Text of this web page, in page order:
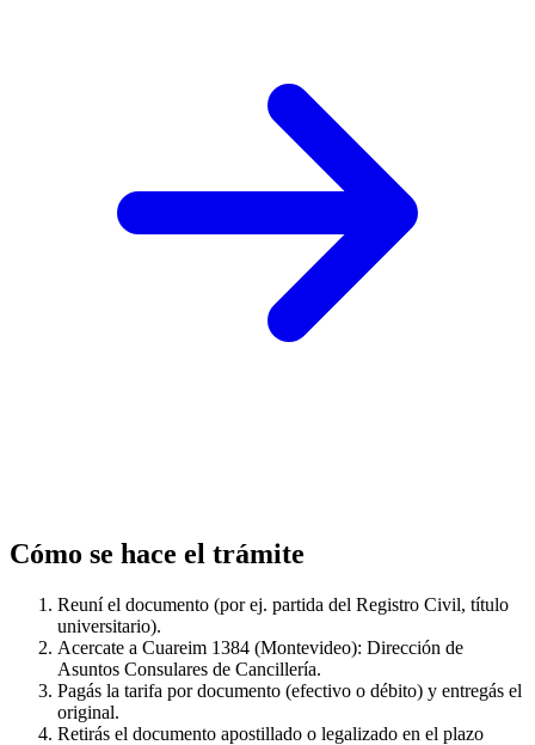
Cómo se hace el trámite
Reuní el documento (por ej. partida del Registro Civil, título
universitario).
Acercate a Cuareim 1384 (Montevideo): Dirección de
Asuntos Consulares de Cancillería.
Pagás la tarifa por documento (efectivo o débito) y entregás el
original.
Retirás el documento apostillado o legalizado en el plazo